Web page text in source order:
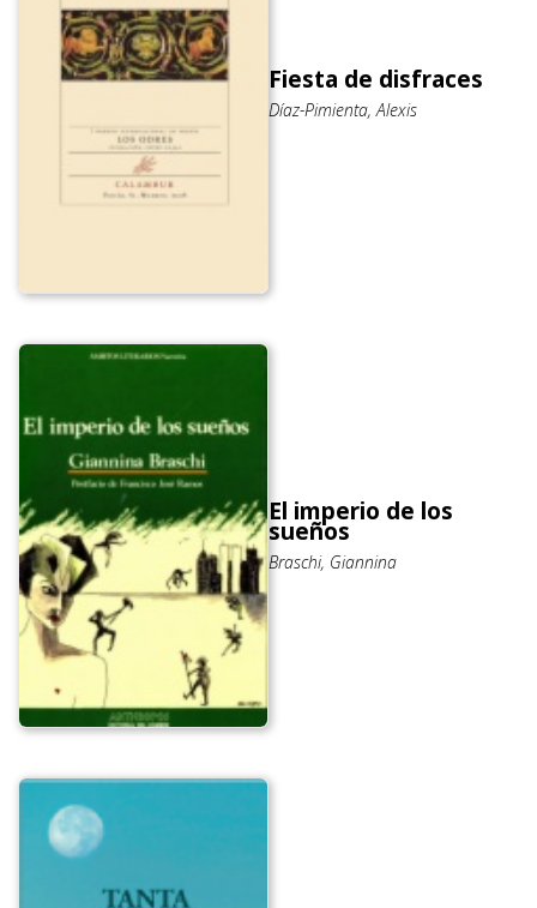
Fiesta de disfraces
Díaz-Pimienta, Alexis
El imperio de los
sueños
Braschi, Giannina